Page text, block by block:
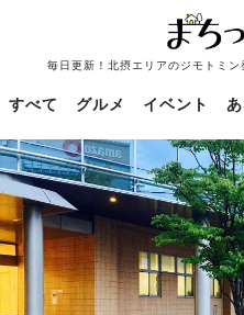
毎日更新！北摂エリアのジモトミ
すべて グルメ イベント